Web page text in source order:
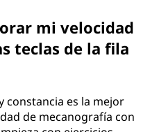
mi velocidad
teclas de la fila
constancia es la mejor
de mecanografía con